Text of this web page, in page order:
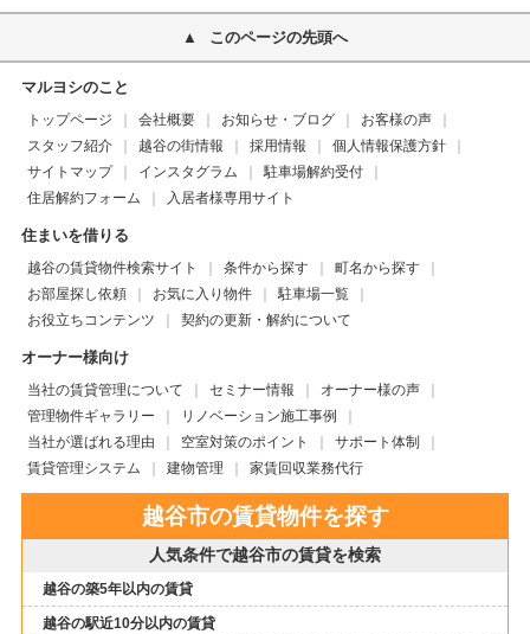
このページの先頭へ
マルヨシのこと
トップページ 会社概要 お知らせ・ブログ
お客様の声
スタッフ紹介
越谷の街情報 採用情報
個人情報保護方針
サイトマップ
インスタグラム
駐車場解約受付
住居解約フォーム
入居者様専用サイト
住まいを借りる
越谷の賃貸物件検索サイト 条件から探す
町名から探す
お部屋探し依頼
お気に入り物件
駐車場一覧
お役立ちコンテンツ
契約の更新・解約について
オーナー様向け
当社の賃貸管理について セミナー情報
オーナー様の声
管理物件ギャラリー
リノベーション施工事例
当社が選ばれる理由
空室対策のポイント
サポート体制
賃貸管理システム
建物管理 家賃回収業務代行
越谷市の賃貸物件を探す
人気条件で越谷市の賃貸を検索
越谷の築5年以内の賃貸
越谷の駅近10分以内の賃貸